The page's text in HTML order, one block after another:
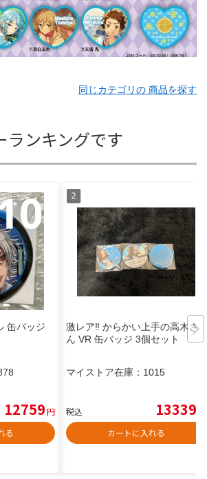
同じカテゴリの 商品を探す
ランキングです
缶バッジ
12759円
る
激レア‼️ からかい上手の高木さ
ん VR 缶バッジ 3個セット
マイストア在庫： 1015
税込 13339
カートに入れる